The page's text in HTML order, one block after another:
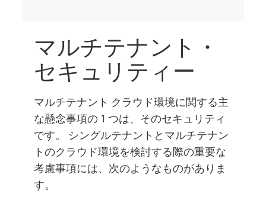
マルチテナント・
セキュリティー
マルチテナント クラウド環境に関する主
な懸念事項の 1 つは、そのセキュリティ
です。 シングルテナントとマルチテナン
トのクラウド環境を検討する際の重要な
考慮事項には、次のようなものがありま
す。